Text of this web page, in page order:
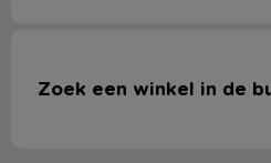
Zoek een winkel in de